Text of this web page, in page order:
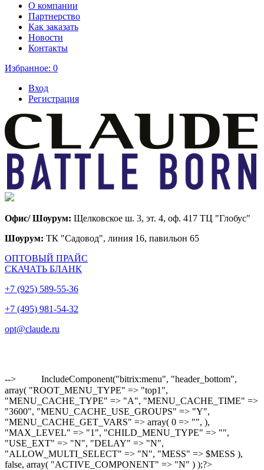
О компании
Партнерство
Как заказать
Новости
Контакты
Избранное: 0
Вход
Регистрация
Офис/ Шоурум: Щелковское ш. 3, эт. 4, оф. 417 ТЦ "Глобус"
Шоурум: ТК "Садовод", линия 16, павильон 65
ОПТОВЫЙ ПРАЙС
СКАЧАТЬ БЛАНК
+7 (925) 589-55-36
+7 (495) 981-54-32
opt@claude.ru
-->
IncludeComponent("bitrix:menu", "header_bottom",
array( "ROOT_MENU_TYPE" => "top1",
"MENU_CACHE_TYPE" => "A", "MENU_CACHE_TIME" =>
"3600", "MENU_CACHE_USE_GROUPS" => "Y",
"MENU_CACHE_GET_VARS" => array( 0 => "", ),
"MAX_LEVEL" => "1", "CHILD_MENU_TYPE" => "",
"USE_EXT" => "N", "DELAY" => "N",
"ALLOW_MULTI_SELECT" => "N", "MESS" => $MESS ),
false, array( "ACTIVE_COMPONENT" => "N" ) );?>